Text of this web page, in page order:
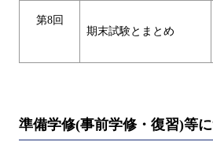
第8回
期末試験とまとめ
準備学修(事前学修・復習)等